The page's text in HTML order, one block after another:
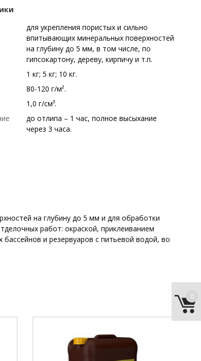
для укрепления пористых и сильно
впитывающих минеральных поверхностей
на глубину до 5 мм, в том числе, по
гипсокартону, дереву, кирпичу и т.п.
1 кг; 5 кг; 10 кг.
80-120 г/м².
1,0 г/см³.
до отлипа – 1 час, полное высыхание
через 3 часа.
на глубину до 5 мм и для обработки
работ: окраской, приклеиванием
и резервуаров с питьевой водой, во
0